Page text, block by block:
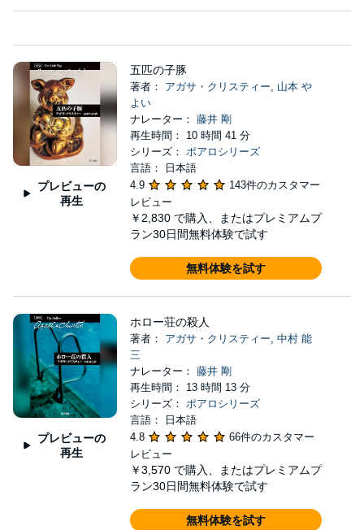
プレビューの
再生
五匹の子豚
著者： アガサ・クリスティー, 山本 や
よい
ナレーター： 藤井 剛
再生時間： 10 時間 41 分
シリーズ： ポアロシリーズ
言語： 日本語
4.9
143件のカスタマー
レビュー
￥2,830 で購入、またはプレミアムプ
ラン30日間無料体験で試す
無料体験を試す
プレビューの
再生
ホロー荘の殺人
著者： アガサ・クリスティー, 中村 能
三
ナレーター： 藤井 剛
再生時間： 13 時間 13 分
シリーズ： ポアロシリーズ
言語： 日本語
4.8
66件のカスタマー
レビュー
￥3,570 で購入、またはプレミアムプ
ラン30日間無料体験で試す
無料体験を試す